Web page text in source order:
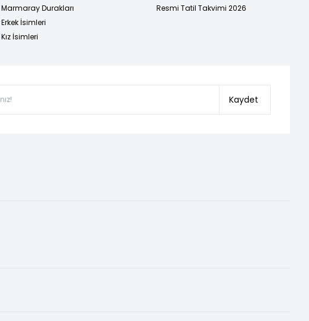
Marmaray Durakları
Erkek İsimleri
Kız İsimleri
Resmi Tatil Takvimi 2026
Kaydet